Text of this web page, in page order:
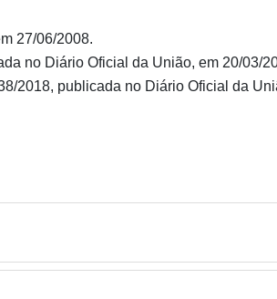
27/06/2008.
no Diário Oficial da União, em 20/03/
2018, publicada no Diário Oficial da